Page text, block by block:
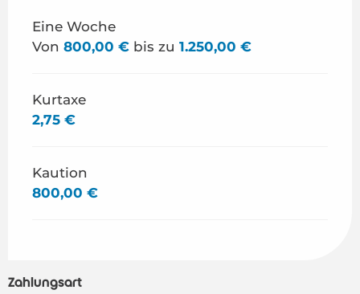
Preise 2026
Eine Woche
Von 800,00 € bis zu 1.250,00 €
Kurtaxe
2,75 €
Kaution
800,00 €
Zahlungsart